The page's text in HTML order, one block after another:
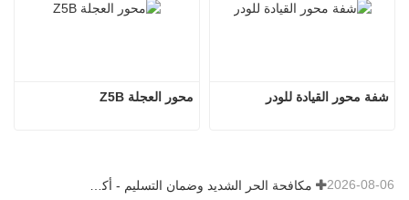
محور العجلة Z5B شفة محور القيادة للودر
مكافحة الحر الشديد وضمان التسليم - أكملت الشركة بنجاح مهمة شحن ملحقات اللودر 2026-08-06